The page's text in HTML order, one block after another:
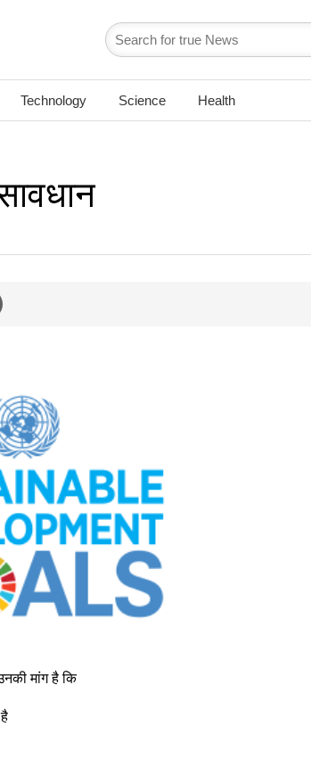
Technology Science Health
मांग है कि